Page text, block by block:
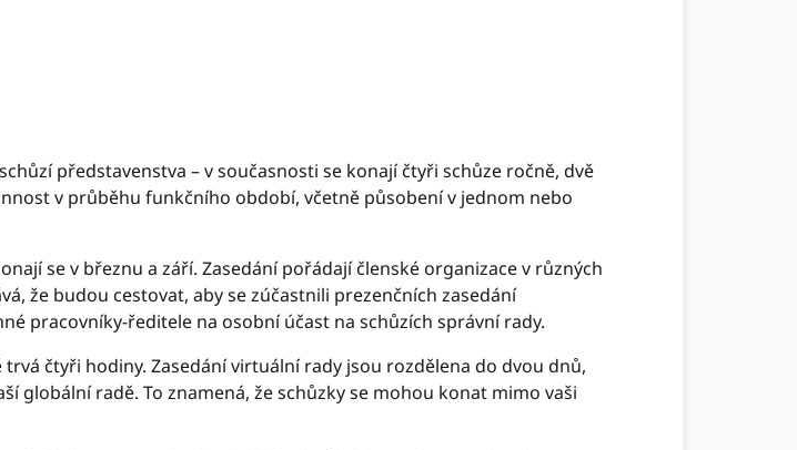
představenstva – v současnosti se konají čtyři schůze ročně, dvě
v průběhu funkčního období, včetně působení v jednom nebo
se v březnu a září. Zasedání pořádají členské organizace v různých
že budou cestovat, aby se zúčastnili prezenčních zasedání
pracovníky-ředitele na osobní účast na schůzích správní rady.
čtyři hodiny. Zasedání virtuální rady jsou rozdělena do dvou dnů,
globální radě. To znamená, že schůzky se mohou konat mimo vaši